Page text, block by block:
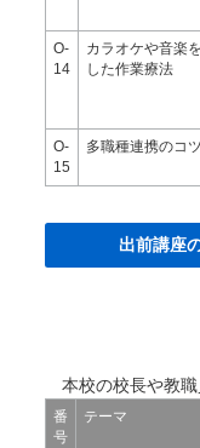
O-
14
カラオケや音楽
した作業療法
O-
15
多職種連携のコツ
出前講座
本校の校長や教職
番
号
テーマ